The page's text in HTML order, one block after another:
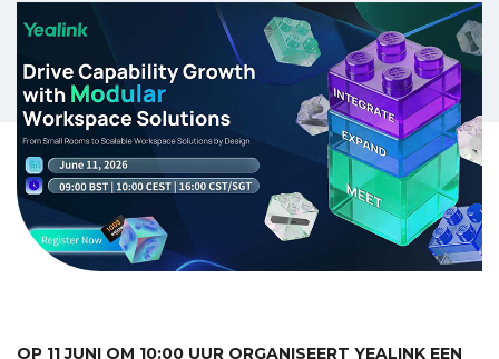
OP 11 JUNI OM 10:00 UUR ORGANISEERT YEALINK EEN